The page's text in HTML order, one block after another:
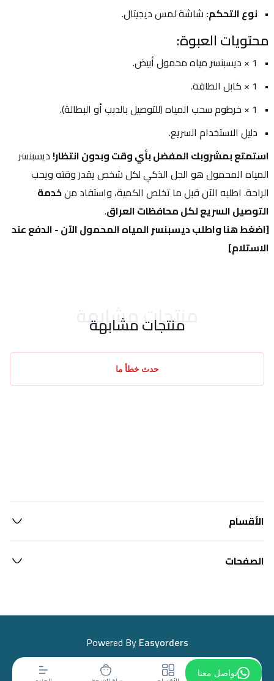
نوع التحكم: شاشة لمس ديجيتال.
محتويات العبوة:
1 × ديسبنسر مياه محمول أبيض.
1 × كابل الطاقة.
1 × خرطوم سحب المياه (للتوصيل بالدبب أو البطالة).
دليل الاستخدام السريع.
استمتع بمشروبك المفضل بأي وقت وبدون انتظار!
ديسبنسر
الراحة. اطلبه الآن قبل ما تخلص الكمية، واستفاد من
التوصيل السريع لكل محافظات العراق.
الاستلام]
منتجات مشابهة
منتجات مشابهة
حدث خطأ ما
الأقسام
الصفحات
Powered ByEasyorders
تواصل معنا